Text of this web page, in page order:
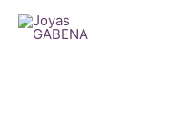
contenido